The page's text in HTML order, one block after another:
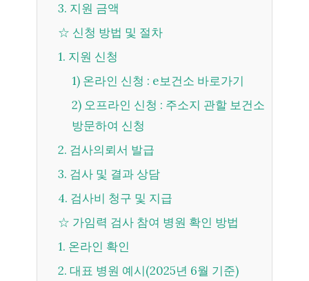
3. 지원 금액
☆ 신청 방법 및 절차
1. 지원 신청
1) 온라인 신청 : e보건소 바로가기
2) 오프라인 신청 : 주소지 관할 보건소
방문하여 신청
2. 검사의뢰서 발급
3. 검사 및 결과 상담
4. 검사비 청구 및 지급
☆ 가임력 검사 참여 병원 확인 방법
1. 온라인 확인
2. 대표 병원 예시(2025년 6월 기준)